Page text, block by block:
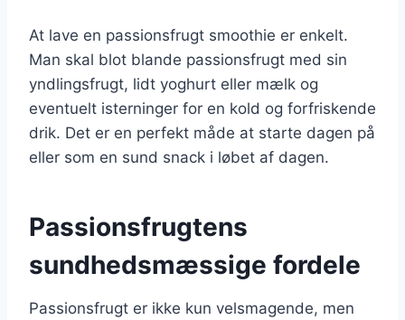
At lave en passionsfrugt smoothie er enkelt.
Man skal blot blande passionsfrugt med sin
yndlingsfrugt, lidt yoghurt eller mælk og
eventuelt isterninger for en kold og forfriskende
drik. Det er en perfekt måde at starte dagen på
eller som en sund snack i løbet af dagen.
Passionsfrugtens
sundhedsmæssige fordele
Passionsfrugt er ikke kun velsmagende, men